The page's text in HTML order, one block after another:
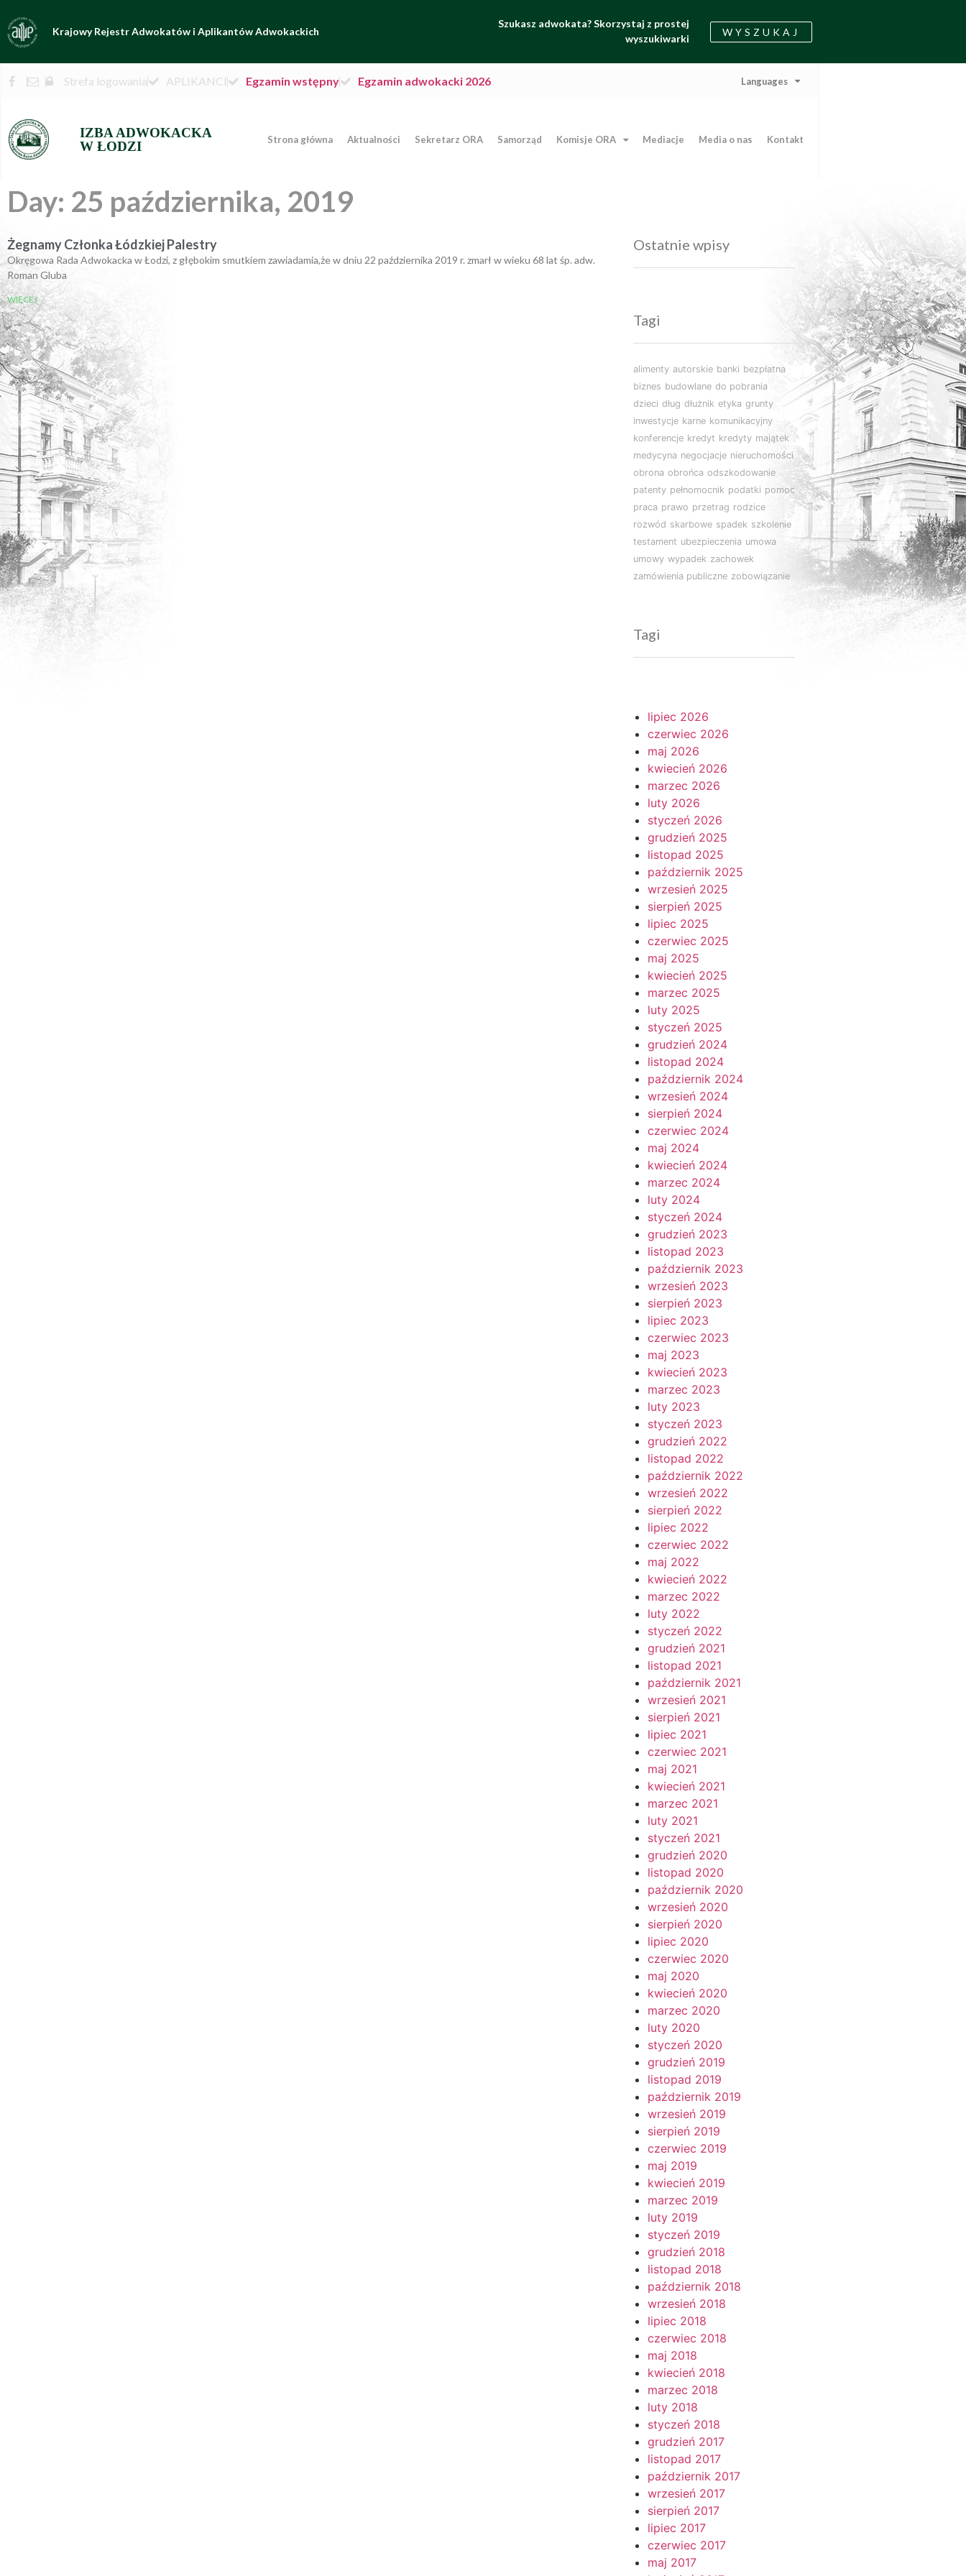
Krajowy Rejestr Adwokatów i Aplikantów Adwokackich
Szukasz adwokata? Skorzystaj z prostej
wyszukiwarki
WYSZUKAJ
Strefa logowania APLIKANCI Egzamin wstępny Egzamin adwokacki 2026 Languages
IZBA ADWOKACKA
W ŁODZI
Strona główna Aktualności Sekretarz ORA Samorząd Komisje ORA Mediacje Media o nas Kontakt
Day: 25 października, 2019
Żegnamy Członka Łódzkiej Palestry
Okręgowa Rada Adwokacka w Łodzi, z głębokim smutkiem zawiadamia,że w dniu 22 października 2019 r. zmarł w wieku 68 lat śp. adw.
Roman Gluba
WIĘCEJ
Ostatnie wpisy
Tagi
alimenty autorskie banki bezpłatna
biznes budowlane do pobrania
dzieci dług dłużnik etyka grunty
inwestycje karne komunikacyjny
konferencje kredyt kredyty majątek
medycyna negocjacje nieruchomości
obrona obrońca odszkodowanie
patenty pełnomocnik podatki pomoc
praca prawo przetrag rodzice
rozwód skarbowe spadek szkolenie
testament ubezpieczenia umowa
umowy wypadek zachowek
zamówienia publiczne zobowiązanie
Tagi
lipiec 2026
czerwiec 2026
maj 2026
kwiecień 2026
marzec 2026
luty 2026
styczeń 2026
grudzień 2025
listopad 2025
październik 2025
wrzesień 2025
sierpień 2025
lipiec 2025
czerwiec 2025
maj 2025
kwiecień 2025
marzec 2025
luty 2025
styczeń 2025
grudzień 2024
listopad 2024
październik 2024
wrzesień 2024
sierpień 2024
czerwiec 2024
maj 2024
kwiecień 2024
marzec 2024
luty 2024
styczeń 2024
grudzień 2023
listopad 2023
październik 2023
wrzesień 2023
sierpień 2023
lipiec 2023
czerwiec 2023
maj 2023
kwiecień 2023
marzec 2023
luty 2023
styczeń 2023
grudzień 2022
listopad 2022
październik 2022
wrzesień 2022
sierpień 2022
lipiec 2022
czerwiec 2022
maj 2022
kwiecień 2022
marzec 2022
luty 2022
styczeń 2022
grudzień 2021
listopad 2021
październik 2021
wrzesień 2021
sierpień 2021
lipiec 2021
czerwiec 2021
maj 2021
kwiecień 2021
marzec 2021
luty 2021
styczeń 2021
grudzień 2020
listopad 2020
październik 2020
wrzesień 2020
sierpień 2020
lipiec 2020
czerwiec 2020
maj 2020
kwiecień 2020
marzec 2020
luty 2020
styczeń 2020
grudzień 2019
listopad 2019
październik 2019
wrzesień 2019
sierpień 2019
czerwiec 2019
maj 2019
kwiecień 2019
marzec 2019
luty 2019
styczeń 2019
grudzień 2018
listopad 2018
październik 2018
wrzesień 2018
lipiec 2018
czerwiec 2018
maj 2018
kwiecień 2018
marzec 2018
luty 2018
styczeń 2018
grudzień 2017
listopad 2017
październik 2017
wrzesień 2017
sierpień 2017
lipiec 2017
czerwiec 2017
maj 2017